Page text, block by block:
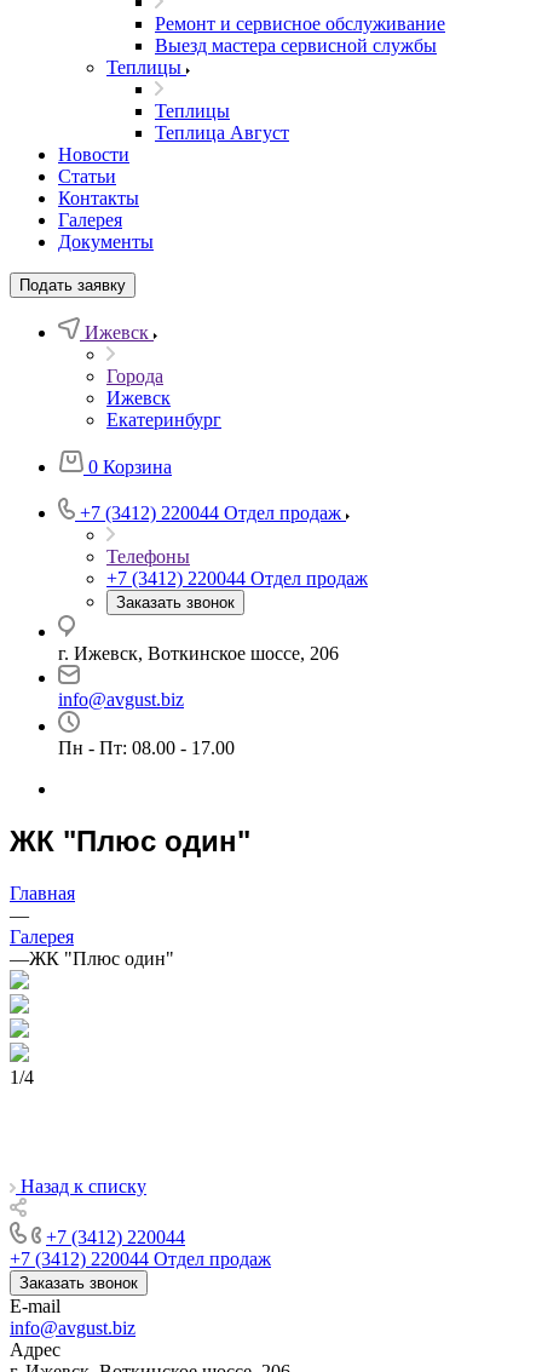
Ремонт и сервисное обслуживание
Выезд мастера сервисной службы
Теплицы
Теплицы
Теплица Август
Новости
Статьи
Контакты
Галерея
Документы
Подать заявку
Ижевск
Города
Ижевск
Екатеринбург
0 Корзина
+7 (3412) 220044 Отдел продаж
Телефоны
+7 (3412) 220044 Отдел продаж
Заказать звонок
г. Ижевск, Воткинское шоссе, 206
info@avgust.biz
Пн - Пт: 08.00 - 17.00
ЖК "Плюс один"
Главная
—
Галерея
—ЖК "Плюс один"
1/4
Назад к списку
+7 (3412) 220044
+7 (3412) 220044 Отдел продаж
Заказать звонок
E-mail
info@avgust.biz
Адрес